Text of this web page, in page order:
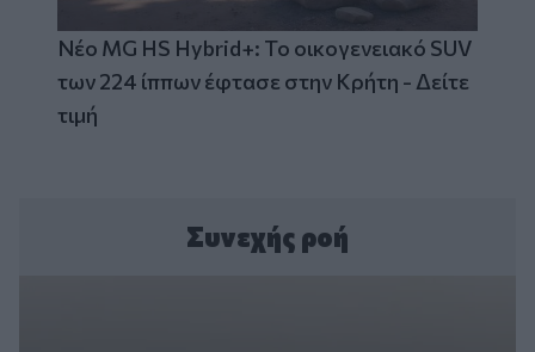
Νέο MG HS Hybrid+: Το οικογενειακό SUV
των 224 ίππων έφτασε στην Κρήτη - Δείτε
τιμή
Συνεχής ροή